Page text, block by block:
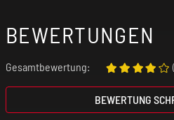
BEWERTUNGEN
Gesamtbewertung: (
BEWERTUNG